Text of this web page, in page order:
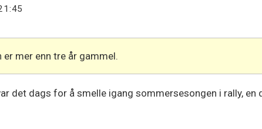
er mer enn tre år gammel.
det dags for å smelle igang sommersesongen i rally,